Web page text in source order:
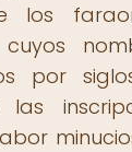
los
cuyos
por